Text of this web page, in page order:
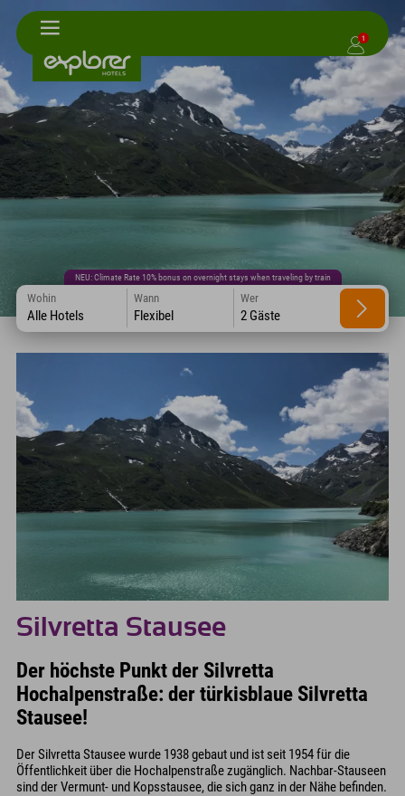
1
NEU: Climate Rate 10% bonus on overnight stays when traveling by train
Wohin
Alle Hotels
Wann
Flexibel
Wer
2 Gäste
Silvretta Stausee
Der höchste Punkt der Silvretta
Hochalpenstraße: der türkisblaue Silvretta
Stausee!
Der Silvretta Stausee wurde 1938 gebaut und ist seit 1954 für die
Öffentlichkeit über die Hochalpenstraße zugänglich. Nachbar-Stauseen
sind der Vermunt- und Kopsstausee, die sich ganz in der Nähe befinden.